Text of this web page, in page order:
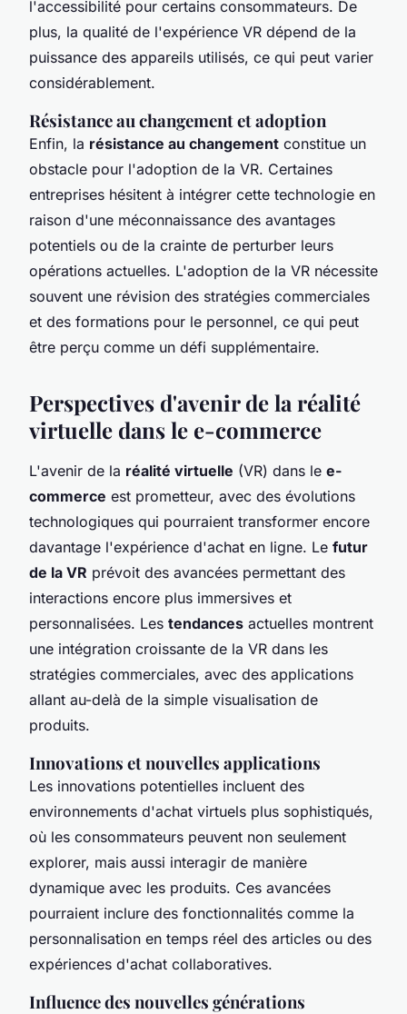
l'accessibilité pour certains consommateurs. De
plus, la qualité de l'expérience VR dépend de la
puissance des appareils utilisés, ce qui peut varier
considérablement.
Résistance au changement et adoption
Enfin, la résistance au changement constitue un
obstacle pour l'adoption de la VR. Certaines
entreprises hésitent à intégrer cette technologie en
raison d'une méconnaissance des avantages
potentiels ou de la crainte de perturber leurs
opérations actuelles. L'adoption de la VR nécessite
souvent une révision des stratégies commerciales
et des formations pour le personnel, ce qui peut
être perçu comme un défi supplémentaire.
Perspectives d'avenir de la réalité
virtuelle dans le e-commerce
L'avenir de la réalité virtuelle (VR) dans le e-
commerce est prometteur, avec des évolutions
technologiques qui pourraient transformer encore
davantage l'expérience d'achat en ligne. Le futur
de la VR prévoit des avancées permettant des
interactions encore plus immersives et
personnalisées. Les tendances actuelles montrent
une intégration croissante de la VR dans les
stratégies commerciales, avec des applications
allant au-delà de la simple visualisation de
produits.
Innovations et nouvelles applications
Les innovations potentielles incluent des
environnements d'achat virtuels plus sophistiqués,
où les consommateurs peuvent non seulement
explorer, mais aussi interagir de manière
dynamique avec les produits. Ces avancées
pourraient inclure des fonctionnalités comme la
personnalisation en temps réel des articles ou des
expériences d'achat collaboratives.
Influence des nouvelles générations